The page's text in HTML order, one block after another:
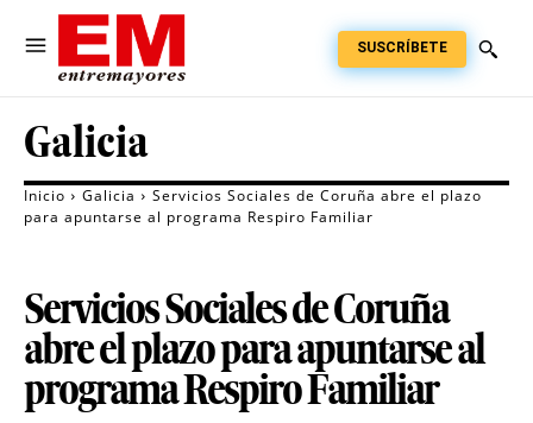
SUSCRÍBETE
Galicia
Inicio Galicia
Servicios Sociales de Coruña abre el plazo
para apuntarse al programa Respiro Familiar
Servicios Sociales de Coruña
abre el plazo para apuntarse al
programa Respiro Familiar